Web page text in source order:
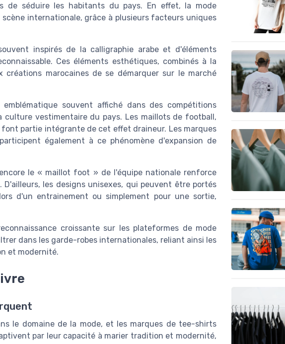
de séduire les habitants du pays. En effet, la mode
internationale, grâce à plusieurs facteurs uniques
inspirés de la calligraphie arabe et d'éléments
Ces éléments esthétiques, combinés à la
marocaines de se démarquer sur le marché
souvent affiché dans des compétitions
vestimentaire du pays. Les maillots de football,
partie intégrante de cet effet draineur. Les marques
également à ce phénomène d'expansion de
le « maillot foot » de l'équipe nationale renforce
les designs unisexes, qui peuvent être portés
d'un entrainement ou simplement pour une sortie,
croissante sur les plateformes de mode
dans les garde-robes internationales, reliant ainsi les
et modernité.
le domaine de la mode, et les marques de tee-shirts
par leur capacité à marier tradition et modernité,